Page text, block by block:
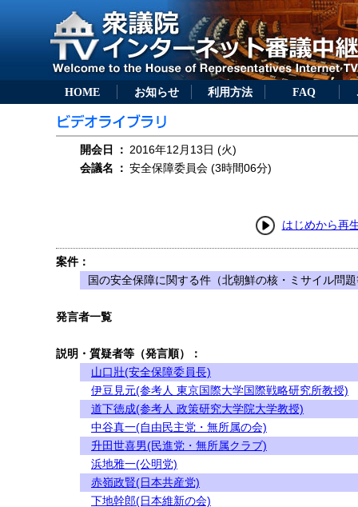
HOME お知らせ 利用方法 FAQ
開会日 ： 2016年12月13日 (火)
会議名
： 安全保障委員会 (3時間06分)
はじめから再
案件：
国の安全保障に関する件（北朝鮮の核・ミサイル問
発言者一覧
説明・質疑者等（発言順）：
山口壯(安全保障委員長)
伊豆見元(参考人 東京国際大学国際戦略研究所教授)
道下徳成(参考人 政策研究大学院大学教授)
中谷真一(自由民主党・無所属の会)
升田世喜男(民進党・無所属クラブ)
浜地雅一(公明党)
赤嶺政賢(日本共産党)
下地幹郎(日本維新の会)